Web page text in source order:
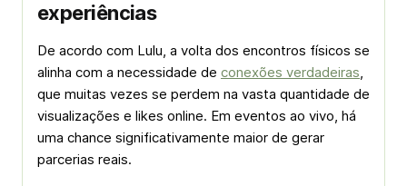
experiências
De acordo com Lulu, a volta dos encontros físicos se
alinha com a necessidade de conexões verdadeiras,
que muitas vezes se perdem na vasta quantidade de
visualizações e likes online. Em eventos ao vivo, há
uma chance significativamente maior de gerar
parcerias reais.